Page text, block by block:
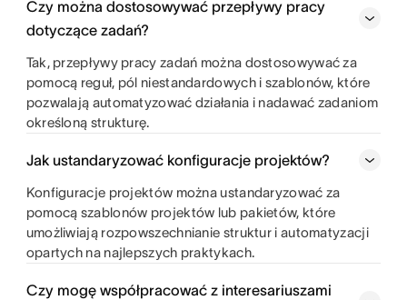
Czy można dostosowywać przepływy pracy
dotyczące zadań?
Tak, przepływy pracy zadań można dostosowywać za
pomocą reguł, pól niestandardowych i szablonów, które
pozwalają automatyzować działania i nadawać zadaniom
określoną strukturę.
Jak ustandaryzować konfiguracje projektów?
Konfiguracje projektów można ustandaryzować za
pomocą szablonów projektów lub pakietów, które
umożliwiają rozpowszechnianie struktur i automatyzacji
opartych na najlepszych praktykach.
Czy mogę współpracować z interesariuszami